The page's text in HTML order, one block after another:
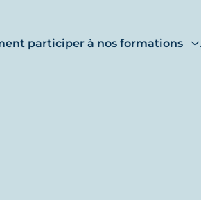
participer à nos formations